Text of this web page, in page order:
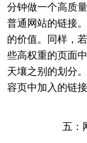
分钟做一个高质
普通网站的链接
的价值。同样，
些高权重的页面
天壤之别的划分
容页中加入的链
五：